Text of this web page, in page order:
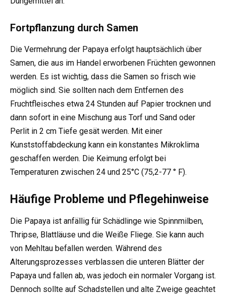
Fortpflanzung durch Samen
Die Vermehrung der Papaya erfolgt hauptsächlich über
Samen, die aus im Handel erworbenen Früchten gewonnen
werden. Es ist wichtig, dass die Samen so frisch wie
möglich sind. Sie sollten nach dem Entfernen des
Fruchtfleisches etwa 24 Stunden auf Papier trocknen und
dann sofort in eine Mischung aus Torf und Sand oder
Perlit in 2 cm Tiefe gesät werden. Mit einer
Kunststoffabdeckung kann ein konstantes Mikroklima
geschaffen werden. Die Keimung erfolgt bei
Temperaturen zwischen 24 und 25°C (75,2-77 ° F).
Häufige Probleme und Pflegehinweise
Die Papaya ist anfällig für Schädlinge wie Spinnmilben,
Thripse, Blattläuse und die Weiße Fliege. Sie kann auch
von Mehltau befallen werden. Während des
Alterungsprozesses verblassen die unteren Blätter der
Papaya und fallen ab, was jedoch ein normaler Vorgang ist.
Dennoch sollte auf Schadstellen und alte Zweige geachtet